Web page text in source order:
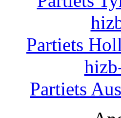
Partiets
Partiets